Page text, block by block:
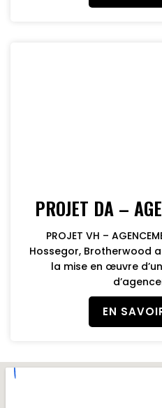
PROJET DA –
PROJET VH –
Hossegor, Brotherwood
la mise en œuvre
EN